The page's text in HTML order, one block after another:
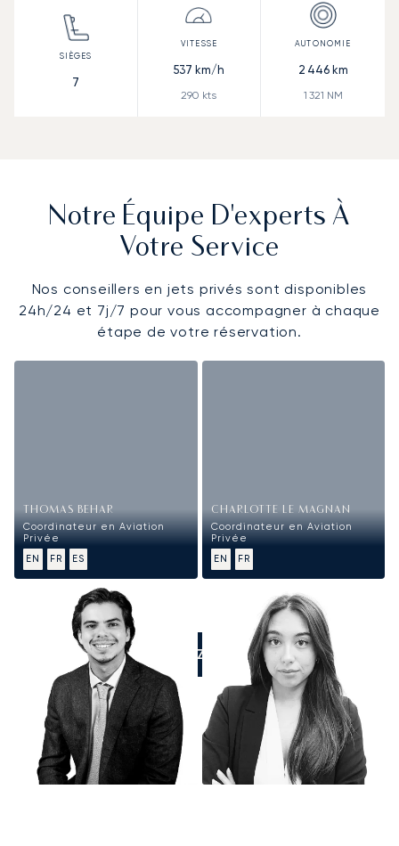
7
537 km/h
290 kts
2 446km
1 321 NM
Notre Équipe D'experts À
Votre Service
Nos conseillers en jets privés sont disponibles
24h/24 et 7j/7 pour vous accompagner à chaque
étape de votre réservation.
THOMAS BEHAR
Coordinateur en Aviation
Privée
EN
FR ES
CHARLOTTE LE MAGNAN
Coordinateur en Aviation
Privée
EN
FR
APPELEZ-NOUS